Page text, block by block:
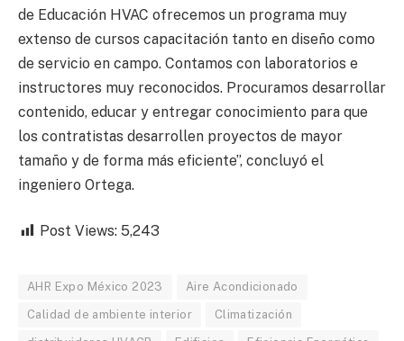
de Educación HVAC ofrecemos un programa muy
extenso de cursos capacitación tanto en diseño como
de servicio en campo. Contamos con laboratorios e
instructores muy reconocidos. Procuramos desarrollar
contenido, educar y entregar conocimiento para que
los contratistas desarrollen proyectos de mayor
tamaño y de forma más eficiente”, concluyó el
ingeniero Ortega.
Post Views: 5,243
AHR Expo México 2023 Aire Acondicionado
Calidad de ambiente interior Climatización